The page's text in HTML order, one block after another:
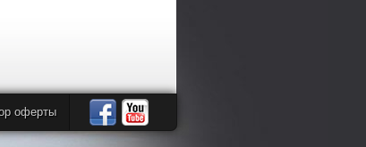
оферты
Автомандры
Автомандры